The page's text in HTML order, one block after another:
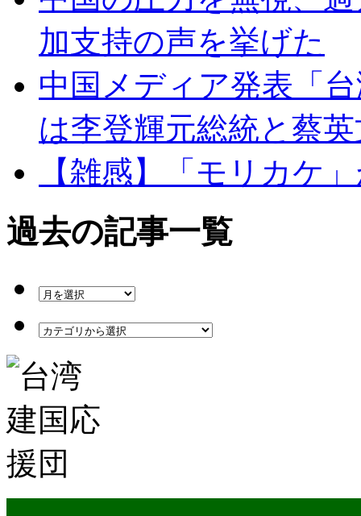
加支持の声を挙げた
中国メディア発表「
は李登輝元総統と蔡
【雑感】「モリカケ
過去の記事一覧